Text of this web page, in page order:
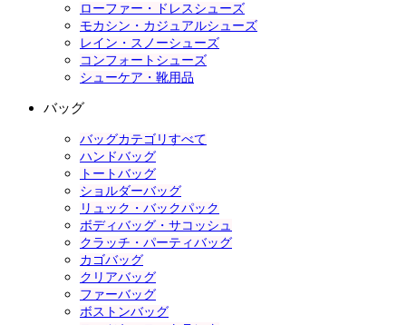
ローファー・ドレスシューズ
モカシン・カジュアルシューズ
レイン・スノーシューズ
コンフォートシューズ
シューケア・靴用品
バッグ
バッグカテゴリすべて
ハンドバッグ
トートバッグ
ショルダーバッグ
リュック・バックパック
ボディバッグ・サコッシュ
クラッチ・パーティバッグ
カゴバッグ
クリアバッグ
ファーバッグ
ボストンバッグ